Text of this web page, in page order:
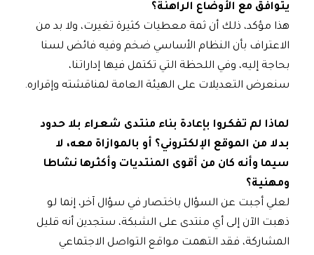
يتوافق مع الأوضاع الراهنة؟
هذا مؤكد، ذلك أن ثمة معطيات كثيرة تغيرت، ولا بد من
الاعتراف بأن النظام الأساسي ضخم وفيه فائض لسنا
بحاجة إليه، وفي اللحظة التي تكتمل فيها إداراتنا،
سنعرض التعديلات على الهيئة العامة لمناقشته وإقراره.
لماذا لم تفكروا بإعادة بناء منتدى شعراء بلا حدود
بدلا من الموقع الإلكتروني؟ أو بالموازاة معه، لا
سيما وأنه كان من أقوى المنتديات وأكثرها نشاطا
ومهنية؟
لعلي أجبت عن السؤال باختصار في سؤال آخر، إنما لو
ذهبت الآن إلى أي منتدى على الشبكة، ستجدين أنه قليل
المشاركة، فقد التهمت مواقع التواصل الاجتماعي